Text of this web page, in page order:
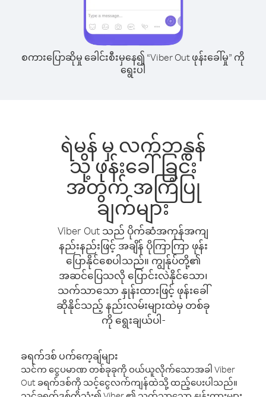
စကားပြောဆိုမှု ခေါင်းစီးမှနေ၍ “Viber Out ဖုန်းခေါ်မှု” ကို
ရွေးပါ
ရဲမန် မှ လက်ဘနွန်
သို့ ဖုန်းခေါ်ခြင်း
အတွက် အကြံပြု
ချက်များ
Viber Out သည် ပိုက်ဆံအကုန်အကျ
နည်းနည်းဖြင့် အချိန် ပိုကြာကြာ ဖုန်း
ပြောနိုင်စေပါသည်။ ကျွန်ုပ်တို့၏
အဆင်ပြေသလို ပြောင်းလဲနိုင်သော၊
သက်သာသော နှုန်းထားဖြင့် ဖုန်းခေါ်
ဆိုနိုင်သည့် နည်းလမ်းများထဲမှ တစ်ခု
ကို ရွေးချယ်ပါ-
ခရက်ဒစ် ပက်ကေ့ချ်များ
သင်က ငွေပမာဏ တစ်ခုခုကို ဝယ်ယူလိုက်သောအခါ Viber
Out ခရက်ဒစ်ကို သင့်ငွေလက်ကျန်ထဲသို့ ထည့်ပေးပါသည်။